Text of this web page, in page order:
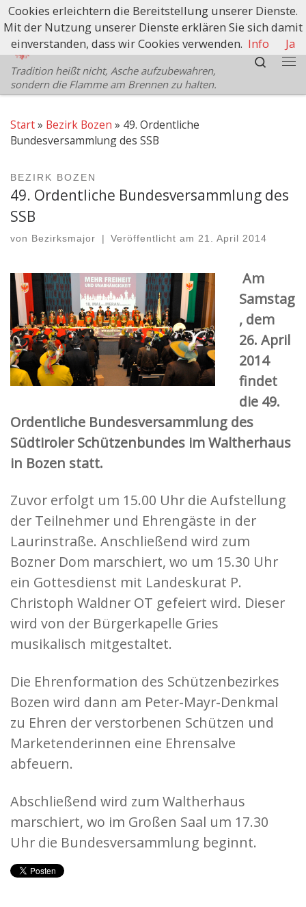
Zum Inhalt springen
Schützenbezirk Bozen
Tradition heißt nicht, Asche aufzubewahren,
sondern die Flamme am Brennen zu halten.
Search
Start» Bezirk Bozen » 49. Ordentliche
Bundesversammlung des SSB
BEZIRK BOZEN
49. Ordentliche Bundesversammlung des
SSB
von Bezirksmajor | Veröffentlicht am 21. April 2014
Am
Samstag
, dem
26. April
2014
findet
die 49.
Ordentliche Bundesversammlung des
Südtiroler Schützenbundes im Waltherhaus
in Bozen statt.
Zuvor erfolgt um 15.00 Uhr die Aufstellung
der Teilnehmer und Ehrengäste in der
Laurinstraße. Anschließend wird zum
Bozner Dom marschiert, wo um 15.30 Uhr
ein Gottesdienst mit Landeskurat P.
Christoph Waldner OT gefeiert wird. Dieser
wird von der Bürgerkapelle Gries
musikalisch mitgestaltet.
Die Ehrenformation des Schützenbezirkes
Bozen wird dann am Peter-Mayr-Denkmal
zu Ehren der verstorbenen Schützen und
Marketenderinnen eine Ehrensalve
abfeuern.
Abschließend wird zum Waltherhaus
marschiert, wo im Großen Saal um 17.30
Uhr die Bundesversammlung beginnt.
Cookies erleichtern die Bereitstellung unserer Dienste.
Mit der Nutzung unserer Dienste erklären Sie sich damit
einverstanden, dass wir Cookies verwenden. Info Ja